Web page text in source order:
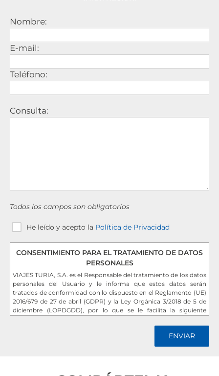
Nombre:
E-mail:
Teléfono:
Consulta:
Todos los campos son obligatorios
He leído y acepto la Política de Privacidad
CONSENTIMIENTO PARA EL TRATAMIENTO DE DATOS
PERSONALES
VIAJES TURIA, S.A. es el Responsable del tratamiento de los datos
personales del Usuario y le informa que estos datos serán
tratados de conformidad con lo dispuesto en el Reglamento (UE)
2016/679 de 27 de abril (GDPR) y la Ley Orgánica 3/2018 de 5 de
diciembre (LOPDGDD), por lo que se le facilita la siguiente
: mantener una relación
comercial. Por consentimiento del interesado: el envío de
más tiempo del necesario para mantener el fin del tratamiento y